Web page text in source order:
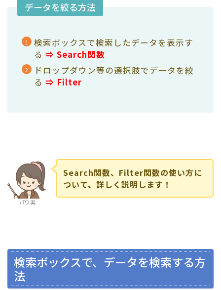
データを絞る方法
検索ボックスで検索したデータを表示す
る ⇒ Search関数
ドロップダウン等の選択肢でデータを絞
る ⇒ Filter
パワ実
Search関数、Filter関数の使い方に
ついて、詳しく説明します！
検索ボックスで、データを検索する方
法